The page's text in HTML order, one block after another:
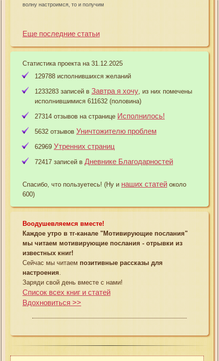
волну настроимся, то и получим
Еще последние статьи
Статистика проекта на 31.12.2025
129788 исполнившихся желаний
1233283 записей в Завтра я хочу , из них помечены
исполнившимися 611632 (половина)
27314 отзывов на странице Исполнилось!
5632 отзывов Уничтожителю проблем
62969 Утренних страниц
72417 записей в Дневнике Благодарностей
Спасибо, что пользуетесь! (Ну и наших статей около
600)
Воодушевляемся вместе!
Каждое утро в тг-канале "Мотивирующие послания"
мы читаем мотивирующие послания - отрывки из
известных книг!
Сейчас мы читаем позитивные рассказы для
настроения
Заряди свой день вместе с нами!
Список всех книг и статей
Вдохновиться >>